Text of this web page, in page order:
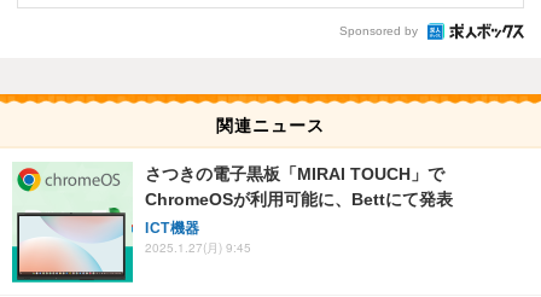
Sponsored by
関連ニュース
さつきの電子黒板「MIRAI TOUCH」で
ChromeOSが利用可能に、Bettにて発表
ICT機器
2025.1.27(月) 9:45